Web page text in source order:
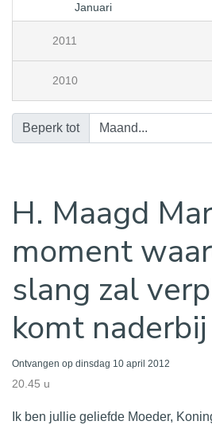
Januari
2011
2010
Beperk tot
H. Maagd
moment
slang zal
komt naderbij
Ontvangen op dinsdag 10 april 2012
20.45 u
Ik ben jullie geliefde Moeder,